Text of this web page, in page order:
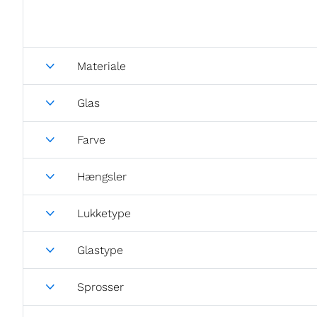
Materiale
Glas
Farve
Hængsler
Lukketype
Glastype
Sprosser